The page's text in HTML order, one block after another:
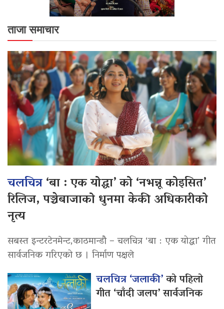
ताजा समाचार
चलचित्र‘बा : एक योद्धा’ को ‘नभन्नू कोइसित’
रिलिज, पञ्चेबाजाको धुनमा केकी अधिकारीको
नृत्य
सबस्त इन्टरटेनमेन्ट,काठमान्डौ – चलचित्र ‘बा : एक योद्धा’ गीत
सार्वजनिक गरिएको छ । निर्माण पक्षले
चलचित्र ‘जलाकी’को पहिलो
गीत ‘चाँदी जलप’ सार्वजनिक